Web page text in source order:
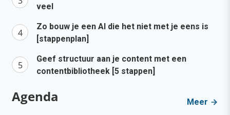
veel
Zo bouw je een AI die het niet met je eens is
[stappenplan]
Geef structuur aan je content met een
contentbibliotheek [5 stappen]
Agenda Meer